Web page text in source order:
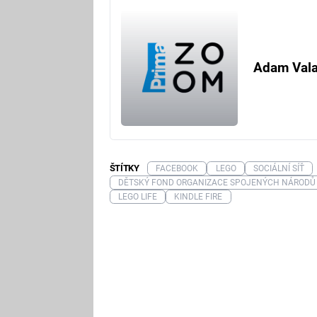
Adam
ŠTÍTKY FACEBOOK LEGO
SOCIÁLNÍ SÍŤ
DĚTSKÝ FOND ORGANIZACE SPOJENÝCH NÁRODŮ
LEGO LIFE
KINDLE FIRE